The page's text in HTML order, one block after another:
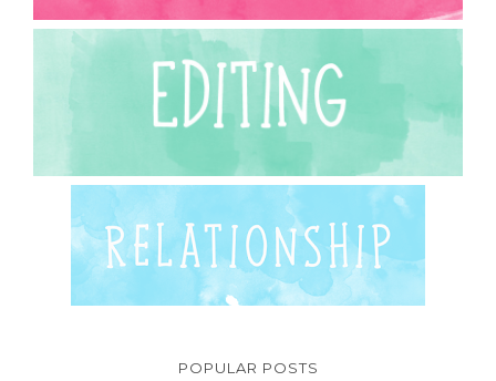
POPULAR POSTS